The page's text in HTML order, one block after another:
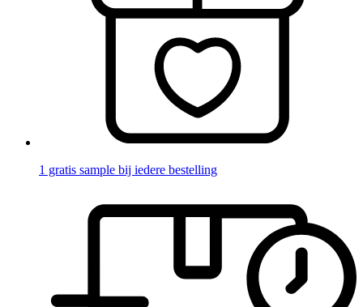
1 gratis sample bij iedere bestelling